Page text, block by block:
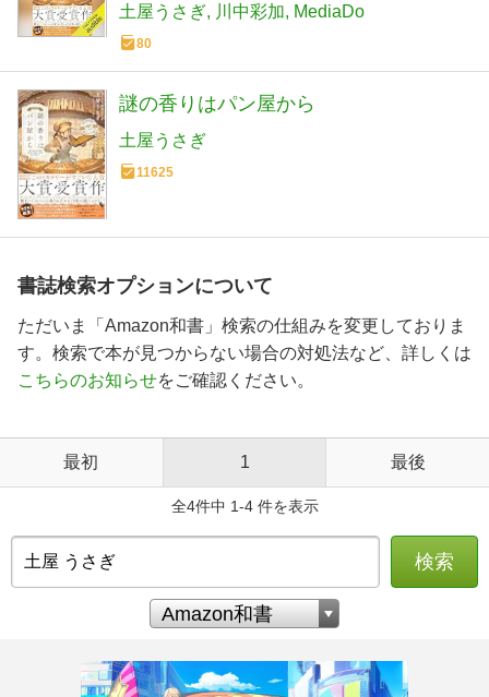
土屋うさぎ 川中彩加 MediaDo
80
謎の香りはパン屋から
土屋うさぎ
11625
書誌検索オプションについて
ただいま「Amazon和書」検索の仕組みを変更しておりま
す。検索で本が見つからない場合の対処法など、詳しくは
こちらのお知らせをご確認ください。
最初 1 最後
全4件中 1-4 件を表示
検索